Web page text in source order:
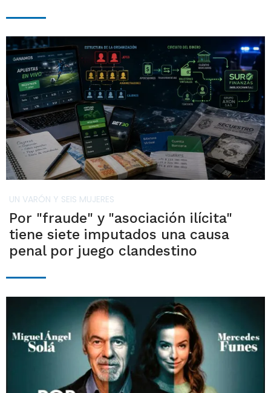
UN VARÓN Y SEIS MUJERES
Por "fraude" y "asociación ilícita"
tiene siete imputados una causa
penal por juego clandestino